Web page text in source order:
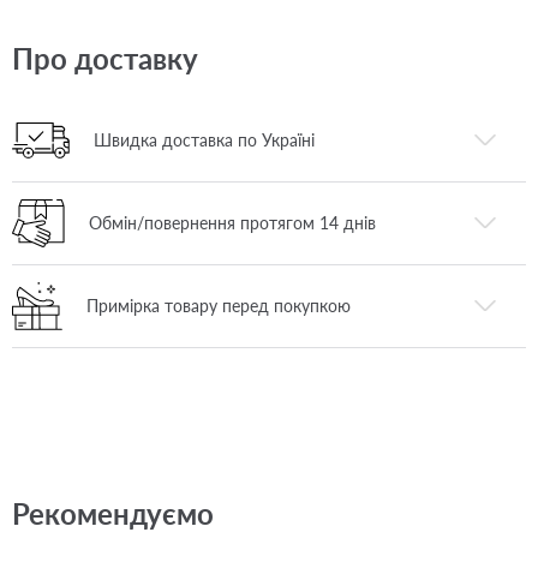
Про доставку
Швидка доставка по Україні
Обмін/повернення протягом 14 днів
Примірка товару перед покупкою
Рекомендуємо